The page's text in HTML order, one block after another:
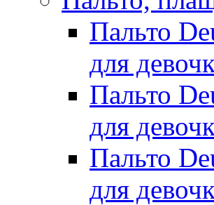
Пальто
для
Пальто
для
Пальто
для